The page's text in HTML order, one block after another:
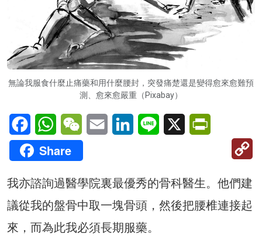
無論我服食什麼止痛藥和用什麼腰封，突發痛楚還是變得愈來愈難預
測、愈來愈嚴重（Pixabay）
FacebookWhatsAppWeChatEmail LinkedInLine X
Share
我亦諮詢過醫學院裏最優秀的骨科醫生。他們建
議從我的盤骨中取一塊骨頭，然後把腰椎連接起
來，而為此我必須長期服藥。